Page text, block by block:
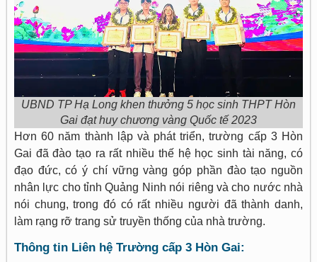
UBND TP Hạ Long khen thưởng 5 học sinh THPT Hòn
Gai đạt huy chương vàng Quốc tế 2023
Hơn 60 năm thành lập và phát triển, trường cấp 3 Hòn
Gai đã đào tạo ra rất nhiều thế hệ học sinh tài năng, có
đạo đức, có ý chí vững vàng góp phần đào tạo nguồn
nhân lực cho tỉnh Quảng Ninh nói riêng và cho nước nhà
nói chung, trong đó có rất nhiều người đã thành danh,
làm rạng rỡ trang sử truyền thống của nhà trường.
Thông tin Liên hệ Trường cấp 3 Hòn Gai: